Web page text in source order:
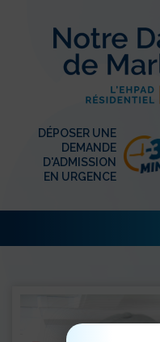
DÉPOSER UNE
DEMANDE
D'ADMISSION
EN URGENCE